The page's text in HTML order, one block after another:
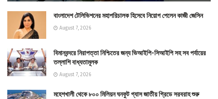
বাংলাদেশ টেলিভিশনের মহাপরিচালক হিসেবে নিয়োগ পেলেন কাজী জেসিন
August 7, 2026
বিমানবন্দরে নিরাপত্তা নিশ্চিতের জন্য ভিআইপি-সিআইপি সহ সব পর্যায়ের
তল্লাশি বাধ্যতামূলক
August 7, 2026
মহেশখালী থেকে ৮০০ মিলিয়ন ঘনফুট গ্যাস জাতীয় গ্রিডে সরবরাহ শুরু